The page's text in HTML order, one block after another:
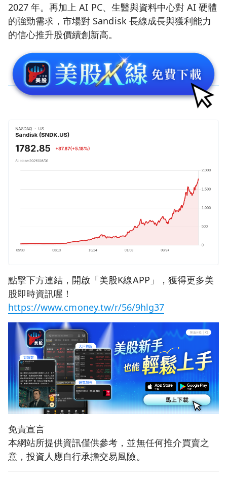
2027 年。再加上 AI PC、生醫與資料中心對 AI 硬體
的強勁需求，市場對 Sandisk 長線成長與獲利能力
的信心推升股價續創新高。
點擊下方連結，開啟「美股K線APP」，獲得更多美
股即時資訊喔！
https://www.cmoney.tw/r/56/9hlg37
免責宣言
本網站所提供資訊僅供參考，並無任何推介買賣之
意，投資人應自行承擔交易風險。